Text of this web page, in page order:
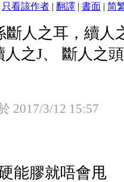
只看該作者 | 翻譯 | 書面 | 简
斷人之耳，續人
人之J、 斷人之
2017/3/12 15:57
能膠就唔會甩